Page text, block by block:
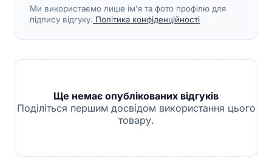
Ми використаємо лише ім'я та фото профілю для
підпису відгуку. Політика конфіденційності
Ще немає опублікованих відгуків
Поділіться першим досвідом використання цього
товару.